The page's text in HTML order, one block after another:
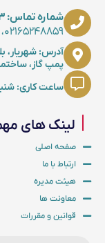
لینک های
صفحه اصلی
ارتباط با ما
هیئت مدیره
معاونت ها
قوانین و مقررات
شماره تماس: ۰۲۱۶۵۲۲۱۱۷۳
۰۲۱۶۵۲۴۸۸۵۹، ۰۲۱۶۵۲۶۵۱۵۱
آدرس: شهریار،
پمپ گاز،
ساعت کاری: شنبه تا